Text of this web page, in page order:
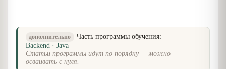
дополнительно
Часть программы обучения:
Backend · Java
Статьи программы идут по порядку — можно
осваивать с нуля.